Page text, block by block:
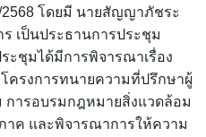
โดยมี นายสัญญาภัชระ
เป็นประธานการประชุม
ชุมได้มีการพิจารณาเรื่อง
โครงการทนายความที่ปรึกษาผู้
ารอบรมกฎหมายสิ่งแวดล้อม
ค และพิจารณาการให้ความ